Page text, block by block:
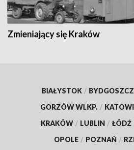
Zmieniający się Kraków
BIAŁYSTOK / BYDGOSZCZ
GORZÓW WLKP. /
KRAKÓW / LUBLIN / ŁÓDŹ
OPOLE / POZNAŃ /